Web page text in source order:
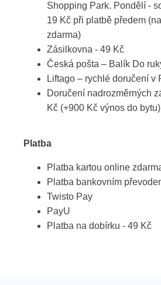
Shopping Park. Pondělí -
19 Kč při platbě předem
zdarma)
Zásilkovna - 49 Kč
Česká pošta – Balík Do
Liftago – rychlé doručení v
Doručení nadrozměrných
Kč (+900 Kč výnos do bytu)
Platba
Platba kartou online
Platba bankovním
Twisto Pay
PayU
Platba na dobírku - 49 Kč